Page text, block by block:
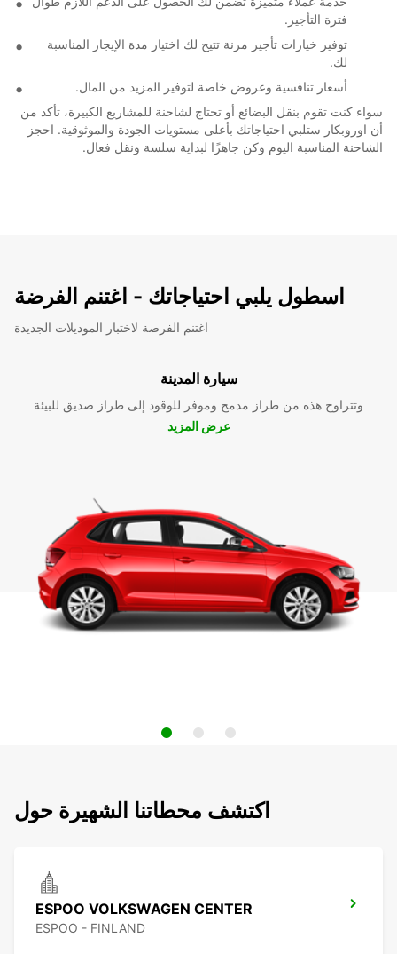
فترة التأجير.
توفير خيارات تأجير مرنة تتيح لك اختيار مدة الإيجار المناسبة
لك.
أسعار تنافسية وعروض خاصة لتوفير المزيد من المال.
سواء كنت تقوم بنقل البضائع أو تحتاج لشاحنة للمشاريع الكبيرة، تأكد من
أن اوروبكار ستلبي احتياجاتك بأعلى مستويات الجودة والموثوقية. احجز
الشاحنة المناسبة اليوم وكن جاهزًا لبداية سلسة ونقل فعال.
اسطول يلبي احتياجاتك - اغتنم الفرضة
اغتنم الفرصة لاختبار الموديلات الجديدة
سيارة المدينة
وتتراوح هذه من طراز مدمج وموفر للوقود إلى طراز صديق للبيئة
عرض المزيد
اكتشف محطاتنا الشهيرة حول
ESPOO VOLKSWAGEN CENTER
ESPOO - FINLAND